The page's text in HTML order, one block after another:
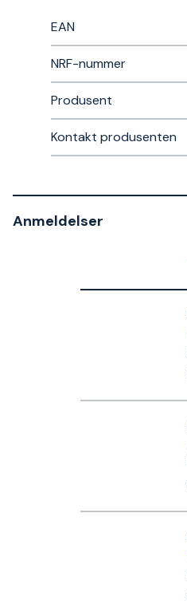
EAN
NRF-nummer
Produsent
Kontakt produsenten
Anmeldelser